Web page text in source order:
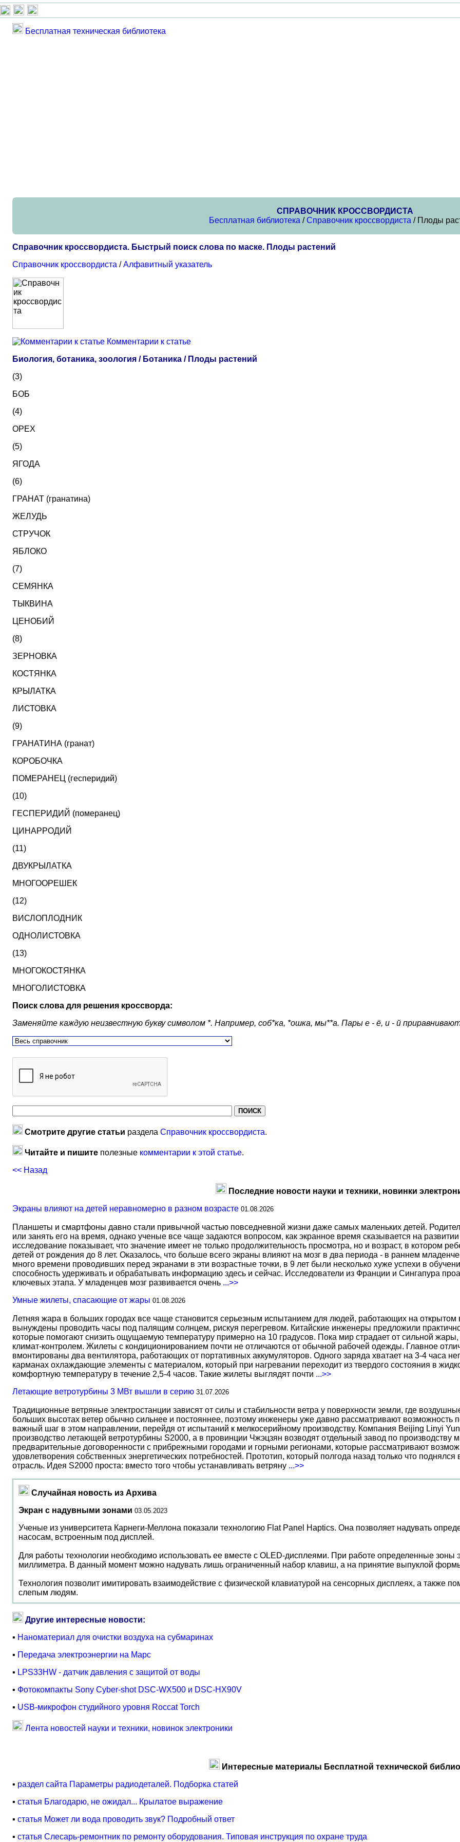
Бесплатная техническая библиотека
СПРАВОЧНИК КРОССВОРДИСТА
Бесплатная библиотека /Справочник кроссвордиста / Плоды
Справочник кроссвордиста. Быстрый поиск слова по маске. Плоды растений
Справочник кроссвордиста /Алфавитный указатель
Комментарии к статье
Биология, ботаника, зоология / Ботаника / Плоды растений
(3)
БОБ
(4)
ОРЕХ
(5)
ЯГОДА
(6)
ГРАНАТ (гранатина)
ЖЕЛУДЬ
СТРУЧОК
ЯБЛОКО
(7)
СЕМЯНКА
ТЫКВИНА
ЦЕНОБИЙ
(8)
ЗЕРНОВКА
КОСТЯНКА
КРЫЛАТКА
ЛИСТОВКА
(9)
ГРАНАТИНА (гранат)
КОРОБОЧКА
ПОМЕРАНЕЦ (гесперидий)
(10)
ГЕСПЕРИДИЙ (померанец)
ЦИНАРРОДИЙ
(11)
ДВУКРЫЛАТКА
МНОГООРЕШЕК
(12)
ВИСЛОПЛОДНИК
ОДНОЛИСТОВКА
(13)
МНОГОКОСТЯНКА
МНОГОЛИСТОВКА
Поиск слова для решения кроссворда:
Заменяйте каждую неизвестную букву символом *. Например, соб*ка, *ошка, мы**а. Пары е - ё, и - й
Смотрите другие статьи раздела Справочник кроссвордиста.
Читайте и пишите полезные комментарии к этой статье.
<< Назад
Последние новости науки и техники, новинки
Экраны влияют на детей неравномерно в разном возрасте 01.08.2026
Планшеты и смартфоны давно стали привычной частью повседневной жизни даже самых маленьких детей.
или занять его на время, однако ученые все чаще задаются вопросом, как экранное время сказывается на
исследование показывает, что значение имеет не только продолжительность просмотра, но и возраст, в котором
детей от рождения до 8 лет. Оказалось, что больше всего экраны влияют на мозг в два периода - в раннем
много времени проводивших перед экранами в эти возрастные точки, в 9 лет были несколько хуже успехи в
способность удерживать и обрабатывать информацию здесь и сейчас. Исследователи из Франции и Сингапура
ключевых этапа. У младенцев мозг развивается очень ...>>
Умные жилеты, спасающие от жары 01.08.2026
Летняя жара в больших городах все чаще становится серьезным испытанием для людей, работающих на открытом
вынуждены проводить часы под палящим солнцем, рискуя перегревом. Китайские инженеры предложили
которые помогают снизить ощущаемую температуру примерно на 10 градусов. Пока мир страдает от сильной
климат-контролем. Жилеты с кондиционированием почти не отличаются от обычной рабочей одежды. Главное
вмонтированы два вентилятора, работающих от портативных аккумуляторов. Одного заряда хватает на 3-4 часа
карманах охлаждающие элементы с материалом, который при нагревании переходит из твердого состояния в
комфортную температуру в течение 2,5-4 часов. Такие жилеты выглядят почти ...>>
Летающие ветротурбины 3 МВт вышли в серию 31.07.2026
Традиционные ветряные электростанции зависят от силы и стабильности ветра у поверхности земли, где
больших высотах ветер обычно сильнее и постояннее, поэтому инженеры уже давно рассматривают возможность
важный шаг в этом направлении, перейдя от испытаний к мелкосерийному производству. Компания Beijing Linyi
производство летающей ветротурбины S2000, а в провинции Чжэцзян возводят отдельный завод по производству
предварительные договоренности с прибрежными городами и горными регионами, которые рассматривают
удовлетворения собственных энергетических потребностей. Прототип, который полгода назад только что
отрасль. Идея S2000 проста: вместо того чтобы устанавливать ветряну ...>>
Случайная новость из Архива
Экран с надувными зонами 03.05.2023
Ученые из университета Карнеги-Меллона показали технологию Flat Panel Haptics. Она позволяет надувать
насосам, встроенным под дисплей.
Для работы технологии необходимо использовать ее вместе с OLED-дисплеями. При работе определенные зоны
миллиметра. В данный момент можно надувать лишь ограниченный набор клавиш, а на принятие выпуклой
Технология позволит имитировать взаимодействие с физической клавиатурой на сенсорных дисплеях, а также
слепым людям.
Другие интересные новости:
▪ Наноматериал для очистки воздуха на субмаринах
▪ Передача электроэнергии на Марс
▪ LPS33HW - датчик давления с защитой от воды
▪ Фотокомпакты Sony Cyber-shot DSC-WX500 и DSC-HX90V
▪ USB-микрофон студийного уровня Roccat Torch
Лента новостей науки и техники, новинок электроники
Интересные материалы Бесплатной технической
▪ раздел сайта Параметры радиодеталей. Подборка статей
▪ статья Благодарю, не ожидал... Крылатое выражение
▪ статья Может ли вода проводить звук? Подробный ответ
▪ статья Слесарь-ремонтник по ремонту оборудования. Типовая инструкция по охране труда